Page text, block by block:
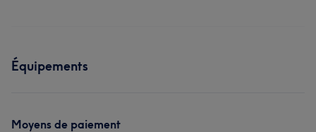
Équipements
Moyens de paiement